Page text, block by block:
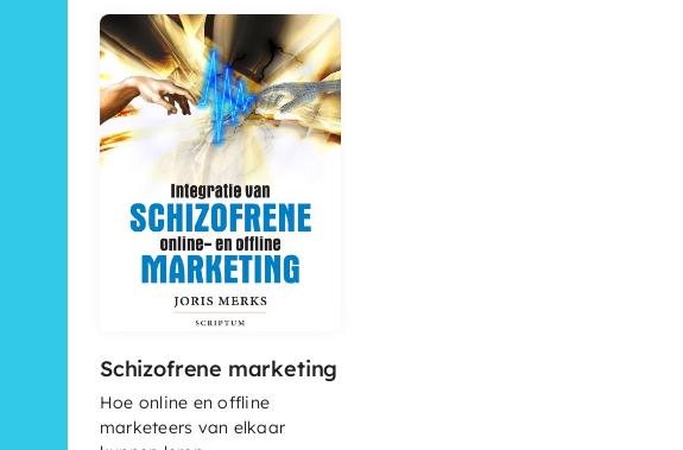
Schizofrene marketing
Hoe online en offline
marketeers van elkaar